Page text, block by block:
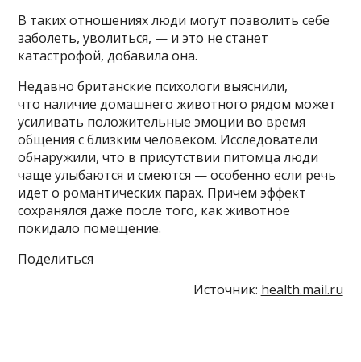
В таких отношениях люди могут позволить себе
заболеть, уволиться, — и это не станет
катастрофой, добавила она.
Недавно британские психологи выяснили,
что наличие домашнего животного рядом может
усиливать положительные эмоции во время
общения с близким человеком. Исследователи
обнаружили, что в присутствии питомца люди
чаще улыбаются и смеются — особенно если речь
идет о романтических парах. Причем эффект
сохранялся даже после того, как животное
покидало помещение.
Поделиться
Источник: health.mail.ru